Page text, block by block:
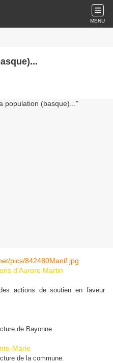
MENU
d'Aurore Martin
actions de soutien en faveur
de Bayonne
Marie
de la commune.